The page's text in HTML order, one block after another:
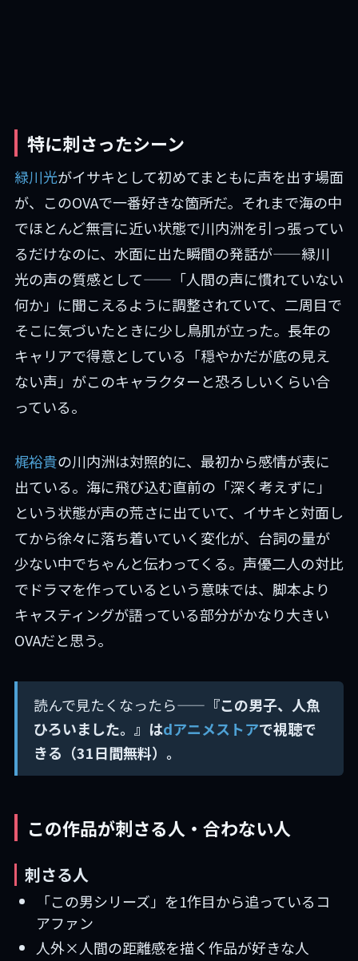
特に刺さったシーン
緑川光がイサキとして初めてまともに声を出す場面
が、このOVAで一番好きな箇所だ。それまで海の中
でほとんど無言に近い状態で川内洲を引っ張ってい
るだけなのに、水面に出た瞬間の発話が——緑川
光の声の質感として——「人間の声に慣れていない
何か」に聞こえるように調整されていて、二周目で
そこに気づいたときに少し鳥肌が立った。長年の
キャリアで得意としている「穏やかだが底の見え
ない声」がこのキャラクターと恐ろしいくらい合
っている。
梶裕貴の川内洲は対照的に、最初から感情が表に
出ている。海に飛び込む直前の「深く考えずに」
という状態が声の荒さに出ていて、イサキと対面し
てから徐々に落ち着いていく変化が、台詞の量が
少ない中でちゃんと伝わってくる。声優二人の対比
でドラマを作っているという意味では、脚本より
キャスティングが語っている部分がかなり大きい
OVAだと思う。
読んで見たくなったら—— 『この男子、人魚
ひろいました。』はdアニメストアで視聴で
きる（31日間無料）。
この作品が刺さる人・合わない人
刺さる人
「この男シリーズ」を1作目から追っているコ
アファン
人外×人間の距離感を描く作品が好きな人